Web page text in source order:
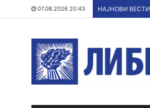
07.08.2026 20:43 НАЈНОВИ ВЕСТИ